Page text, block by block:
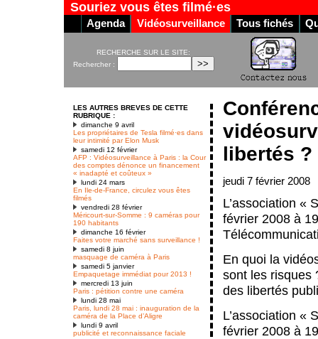
Souriez vous êtes filmé·es
Agenda Vidéosurveillance Tous fichés
RECHERCHE SUR LE SITE:
Rechercher :
LES AUTRES BREVES DE CETTE
RUBRIQUE :
dimanche 9 avril
Les propriétaires de Tesla filmé·es dans
leur intimité par Elon Musk
samedi 12 février
AFP : Vidéosurveillance à Paris : la Cour
des comptes dénonce un financement
« inadapté et coûteux »
lundi 24 mars
En Ile-de-France, circulez vous êtes
filmés
vendredi 28 février
Méricourt-sur-Somme : 9 caméras pour
190 habitants
dimanche 16 février
Faites votre marché sans surveillance !
samedi 8 juin
masquage de caméra à Paris
samedi 5 janvier
Empaquetage immédiat pour 2013 !
mercredi 13 juin
Paris : pétition contre une caméra
lundi 28 mai
Paris, lundi 28 mai : inauguration de la
caméra de la Place d’Aligre
lundi 9 avril
publicité et reconnaissance faciale
libertés ?
jeudi 7 février 2008
L’association «
février 2008 à
En quoi la
sont les risques
des libertés
L’association «
février 2008 à